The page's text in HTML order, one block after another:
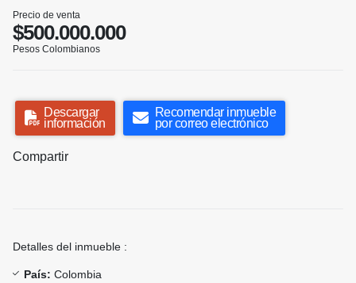
Precio de venta
$500.000.000
Pesos Colombianos
Descargar
información
Recomendar inmueble
por correo electrónico
Compartir
Detalles del inmueble :
País: Colombia